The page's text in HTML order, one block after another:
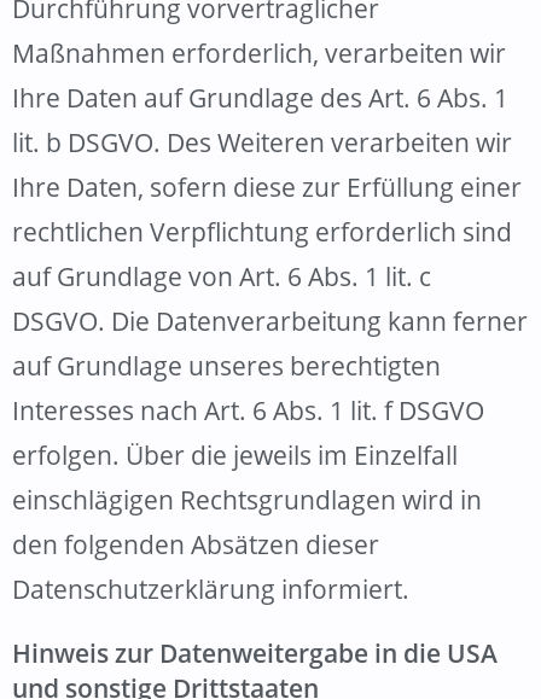
Durchführung vorvertraglicher
Maßnahmen erforderlich, verarbeiten wir
Ihre Daten auf Grundlage des Art. 6 Abs. 1
lit. b DSGVO. Des Weiteren verarbeiten wir
Ihre Daten, sofern diese zur Erfüllung einer
rechtlichen Verpflichtung erforderlich sind
auf Grundlage von Art. 6 Abs. 1 lit. c
DSGVO. Die Datenverarbeitung kann ferner
auf Grundlage unseres berechtigten
Interesses nach Art. 6 Abs. 1 lit. f DSGVO
erfolgen. Über die jeweils im Einzelfall
einschlägigen Rechtsgrundlagen wird in
den folgenden Absätzen dieser
Datenschutzerklärung informiert.
Hinweis zur Datenweitergabe in die USA
und sonstige Drittstaaten